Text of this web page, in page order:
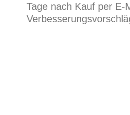
Tage nach Kauf per E-